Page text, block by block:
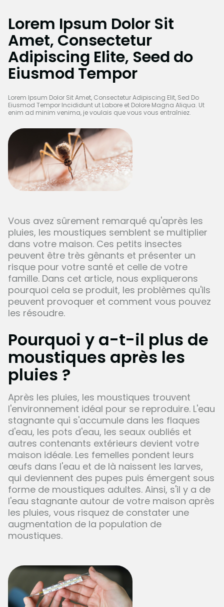
Lorem Ipsum Dolor Sit
Amet, Consectetur
Adipiscing Elite, Seed do
Eiusmod Tempor
Lorem Ipsum Dolor Sit Amet, Consectetur Adipiscing Elit, Sed Do
Eiusmod Tempor Incididunt ut Labore et Dolore Magna Aliqua. Ut
enim ad minim venima, je voulais que vous vous entraîniez.
Vous avez sûrement remarqué qu'après les
pluies, les moustiques semblent se multiplier
dans votre maison. Ces petits insectes
peuvent être très gênants et présenter un
risque pour votre santé et celle de votre
famille. Dans cet article, nous expliquerons
pourquoi cela se produit, les problèmes qu'ils
peuvent provoquer et comment vous pouvez
les résoudre.
Pourquoi y a-t-il plus de
moustiques après les
pluies ?
Après les pluies, les moustiques trouvent
l'environnement idéal pour se reproduire. L'eau
stagnante qui s'accumule dans les flaques
d'eau, les pots d'eau, les seaux oubliés et
autres contenants extérieurs devient votre
maison idéale. Les femelles pondent leurs
œufs dans l'eau et de là naissent les larves,
qui deviennent des pupes puis émergent sous
forme de moustiques adultes. Ainsi, s'il y a de
l'eau stagnante autour de votre maison après
les pluies, vous risquez de constater une
augmentation de la population de
moustiques.